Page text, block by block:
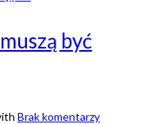
być
Brak komentarzy